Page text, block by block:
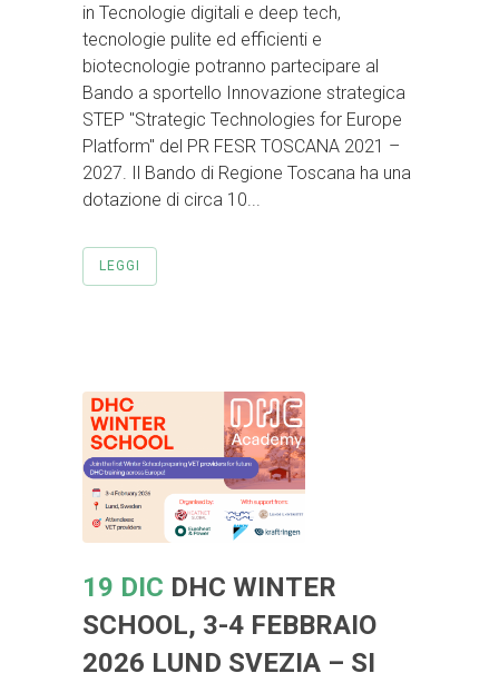
in Tecnologie digitali e deep tech,
tecnologie pulite ed efficienti e
biotecnologie potranno partecipare al
Bando a sportello Innovazione strategica
STEP "Strategic Technologies for Europe
Platform" del PR FESR TOSCANA 2021 –
2027. Il Bando di Regione Toscana ha una
dotazione di circa 10...
LEGGI
19 DIC DHC WINTER
SCHOOL, 3-4 FEBBRAIO
2026 LUND SVEZIA – SI